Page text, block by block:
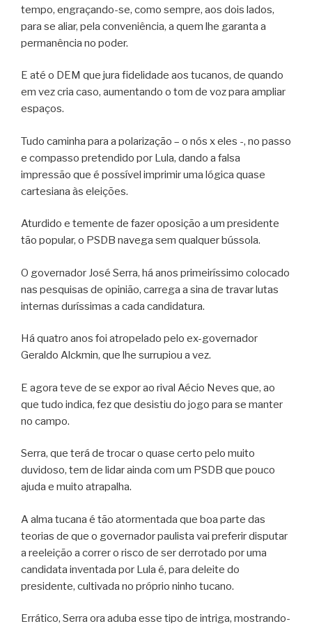
tempo, engraçando-se, como sempre, aos dois lados,
para se aliar, pela conveniência, a quem lhe garanta a
permanência no poder.
E até o DEM que jura fidelidade aos tucanos, de quando
em vez cria caso, aumentando o tom de voz para ampliar
espaços.
Tudo caminha para a polarização – o nós x eles -, no passo
e compasso pretendido por Lula, dando a falsa
impressão que é possível imprimir uma lógica quase
cartesiana às eleições.
Aturdido e temente de fazer oposição a um presidente
tão popular, o PSDB navega sem qualquer bússola.
O governador José Serra, há anos primeiríssimo colocado
nas pesquisas de opinião, carrega a sina de travar lutas
internas duríssimas a cada candidatura.
Há quatro anos foi atropelado pelo ex-governador
Geraldo Alckmin, que lhe surrupiou a vez.
E agora teve de se expor ao rival Aécio Neves que, ao
que tudo indica, fez que desistiu do jogo para se manter
no campo.
Serra, que terá de trocar o quase certo pelo muito
duvidoso, tem de lidar ainda com um PSDB que pouco
ajuda e muito atrapalha.
A alma tucana é tão atormentada que boa parte das
teorias de que o governador paulista vai preferir disputar
a reeleição a correr o risco de ser derrotado por uma
candidata inventada por Lula é, para deleite do
presidente, cultivada no próprio ninho tucano.
Errático, Serra ora aduba esse tipo de intriga, mostrando-